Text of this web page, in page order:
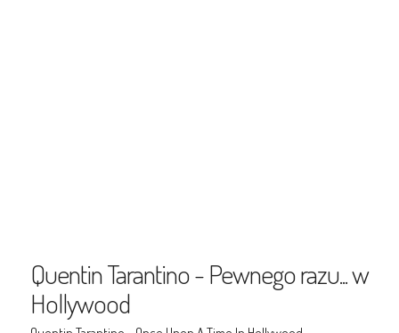
Quentin Tarantino - Pewnego razu... w
Hollywood